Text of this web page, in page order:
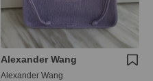
Alexander Wang
Alexander Wang